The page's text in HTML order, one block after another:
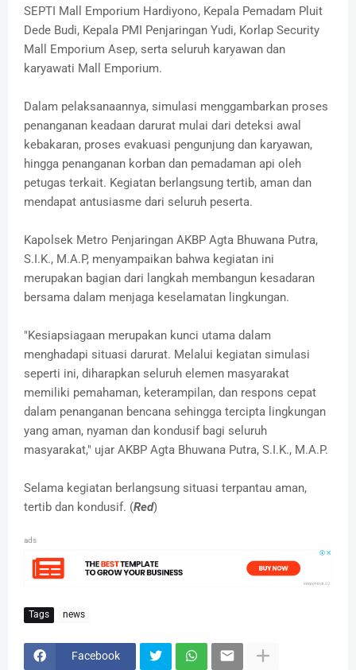
SEPTI Mall Emporium Hardiyono, Kepala Pemadam Pluit
Dede Budi, Kepala PMI Penjaringan Yudi, Korlap Security
Mall Emporium Asep, serta seluruh karyawan dan
karyawati Mall Emporium.
Dalam pelaksanaannya, simulasi menggambarkan proses
penanganan keadaan darurat mulai dari deteksi awal
kebakaran, proses evakuasi pengunjung dan karyawan,
hingga penanganan korban dan pemadaman api oleh
petugas terkait. Kegiatan berlangsung tertib, aman dan
mendapat antusiasme dari seluruh peserta.
Kapolsek Metro Penjaringan AKBP Agta Bhuwana Putra,
S.I.K., M.A.P, menyampaikan bahwa kegiatan ini
merupakan bagian dari langkah membangun kesadaran
bersama dalam menjaga keselamatan lingkungan.
"Kesiapsiagaan merupakan kunci utama dalam
menghadapi situasi darurat. Melalui kegiatan simulasi
seperti ini, diharapkan seluruh elemen masyarakat
memiliki pemahaman, keterampilan, dan respons cepat
dalam penanganan bencana sehingga tercipta lingkungan
yang aman, nyaman dan kondusif bagi seluruh
masyarakat," ujar AKBP Agta Bhuwana Putra, S.I.K., M.A.P.
Selama kegiatan berlangsung situasi terpantau aman,
tertib dan kondusif. (Red)
ads
Tags news
Facebook